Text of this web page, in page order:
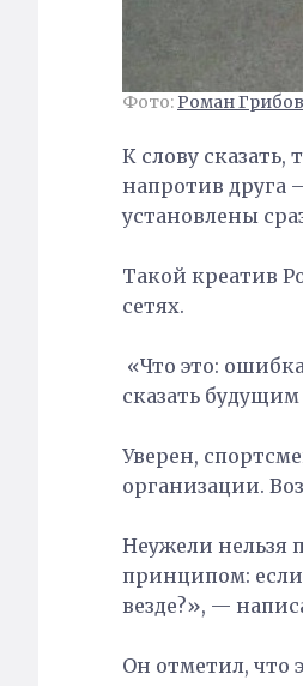
Фото: Роман Грибов
К слову
напротив друга
установлены
Такой креатив
сетях.
«Что это:
сказать
Уверен,
организации.
Неужели нельзя
принципом:
везде?», —
Он отметил, что